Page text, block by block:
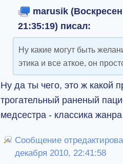
marusik
21:35:19) писал:
Ну какие могут быть
этика и все аткое, он
Ну да ты чего, это ж какой
трогательный раненый
медсестра - классика
Сообщение
декабря 2010, 22:41:58